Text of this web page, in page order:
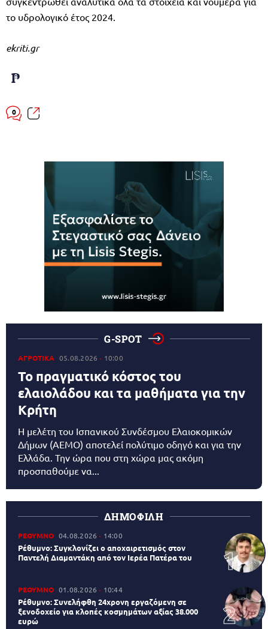
το υδρολογικό έτος 2024.
ekriti.gr
0
G-SPOT
ΑΓΡΟΤΙΚΑ 05.08.2026 10:00
Το πραγματικό κόστος του
ελαιολάδου και τα μαθήματα για την
Κρήτη
Η μελέτη του Ισπανικού Συνδέσμου Ελαιοκομικών
Δήμων (AEMO) αποτελεί πολύτιμο οδηγό και για την
Ελλάδα. Την ώρα που στη χώρα μας ακόμη
προσπαθούμε να...
ΔΗΜΟΦΙΛΗ
ΡΕΘΥΜΝΟ 04.08.2026 14:00
Ρέθυμνο: Συγκλονίζει ο αποχαιρετισμός στον
Παντελή Διαμαντάκη από τον Ιερέα Πατέρα του
ΡΕΘΥΜΝΟ 01.08.2026 10:44
Ρέθυμνο: Συνελήφθη 24χρονη εργαζόμενη σε
ξενοδοχείο για κλοπές κοσμημάτων αξίας 38.000
ευρώ